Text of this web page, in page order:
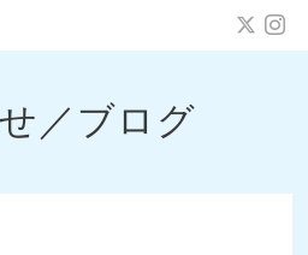
／ブログ